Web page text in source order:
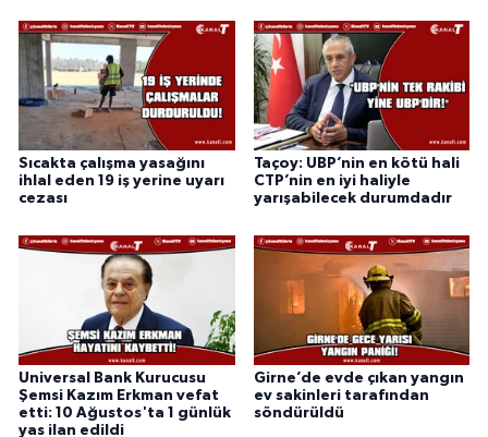
Sıcakta çalışma yasağını
ihlal eden 19 iş yerine uyarı
cezası
Taçoy: UBP’nin en kötü hali
CTP’nin en iyi haliyle
yarışabilecek durumdadır
Universal Bank Kurucusu
Şemsi Kazım Erkman vefat
etti: 10 Ağustos'ta 1 günlük
yas ilan edildi
Girne’de evde çıkan yangın
ev sakinleri tarafından
söndürüldü